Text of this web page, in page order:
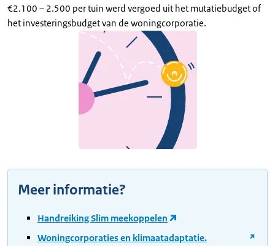
€2.100 – 2.500 per tuin werd vergoed uit het mutatiebudget of
het investeringsbudget van de woningcorporatie.
Meer informatie?
Handreiking Slim meekoppelen
Woningcorporaties en klimaatadaptatie.